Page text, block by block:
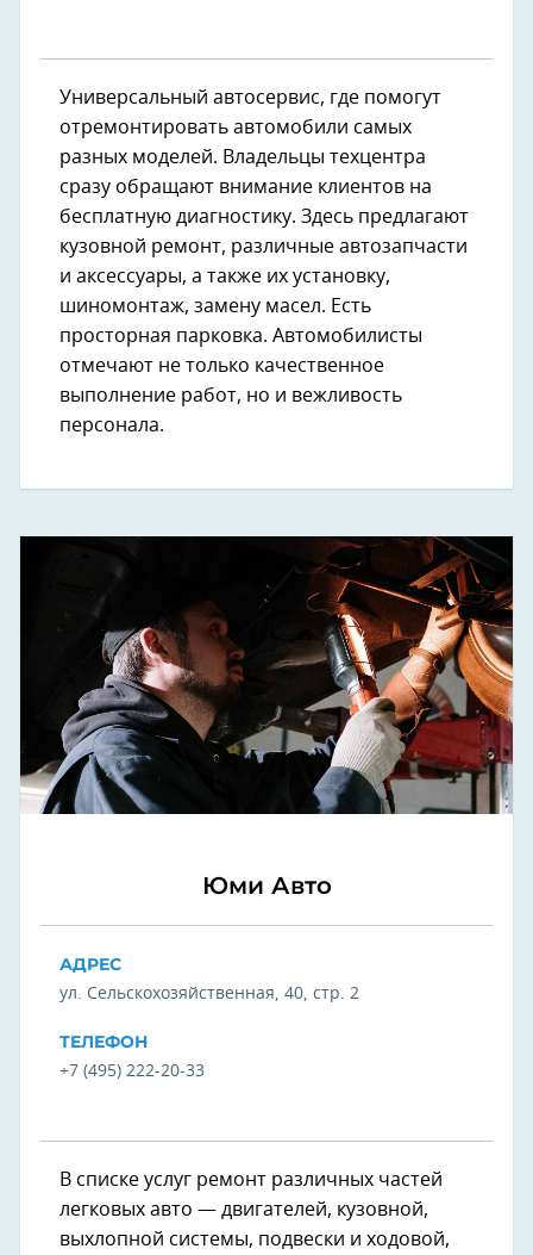
Универсальный автосервис, где помогут
отремонтировать автомобили самых
разных моделей. Владельцы техцентра
сразу обращают внимание клиентов на
бесплатную диагностику. Здесь предлагают
кузовной ремонт, различные автозапчасти
и аксессуары, а также их установку,
шиномонтаж, замену масел. Есть
просторная парковка. Автомобилисты
отмечают не только качественное
выполнение работ, но и вежливость
персонала.
Юми Авто
АДРЕС
​ул. Сельскохозяйственная, 40, стр. 2
ТЕЛЕФОН
+7 (495) 222-20-33
В списке услуг ремонт различных частей
легковых авто — двигателей, кузовной,
выхлопной системы, подвески и ходовой,